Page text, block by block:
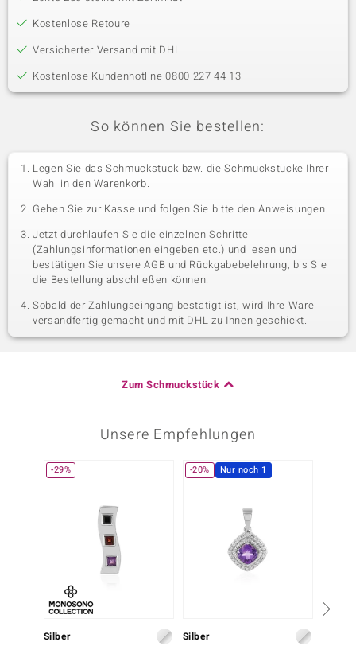
Kostenlose Retoure
Versicherter Versand mit DHL
Kostenlose Kundenhotline 0800 227 44 13
So können Sie bestellen:
Legen Sie das Schmuckstück bzw. die Schmuckstücke Ihrer
Wahl in den Warenkorb.
Gehen Sie zur Kasse und folgen Sie bitte den Anweisungen.
Jetzt durchlaufen Sie die einzelnen Schritte
(Zahlungsinformationen eingeben etc.) und lesen und
bestätigen Sie unsere AGB und Rückgabebelehrung, bis Sie
die Bestellung abschließen können.
Sobald der Zahlungseingang bestätigt ist, wird Ihre Ware
versandfertig gemacht und mit DHL zu Ihnen geschickt.
Zum Schmuckstück
Unsere Empfehlungen
-29%
Silber
-20% Nur noch 1
Silber